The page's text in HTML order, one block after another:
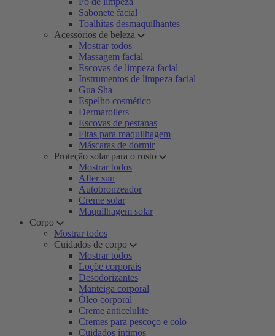
Sabonete facial
Toalhitas desmaquilhantes
Acessórios de beleza
Mostrar todos
Massagem facial
Escovas de limpeza facial
Instrumentos de limpeza facial
Gua Sha
Espelho cosmético
Dermarollers
Escovas de pestanas
Fitas para maquilhagem
Máscaras de dormir
Proteção solar para o rosto
Mostrar todos
After sun
Autobronzeador
Creme solar
Maquilhagem solar
Corpo
Mostrar todos
Cuidados de corpo
Mostrar todos
Loçõe corporais
Desodorizantes
Manteiga corporal
Óleo corporal
Creme anticelulite
Cremes para pescoço e colo
Cuidados íntimos